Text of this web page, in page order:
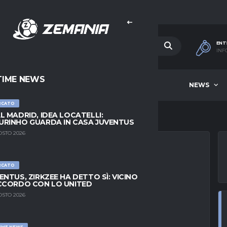
NEWS
NEWS
MADRID, IDEA LOCATELLI:
GUARDA IN CASA JUVENTUS
2026
ZIRKZEE HA DETTO SÌ: VICINO
CON LO UNITED
2026
IN LIGA DOPO 14